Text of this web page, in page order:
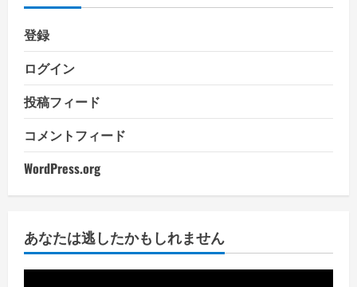
登録
ログイン
投稿フィード
コメントフィード
WordPress.org
あなたは逃したかもしれません